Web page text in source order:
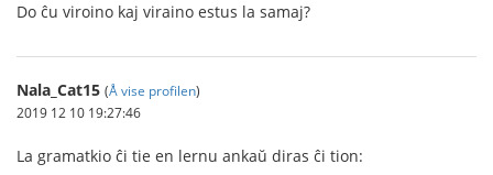
Do ĉu viroino kaj viraino estus la samaj?
Nala_Cat15 (Å vise profilen)
2019 12 10 19:27:46
La gramatkio ĉi tie en lernu ankaŭ diras ĉi tion: